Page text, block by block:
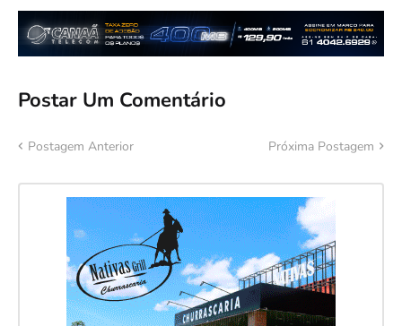
Postar Um Comentário
Postagem Anterior Próxima Postagem